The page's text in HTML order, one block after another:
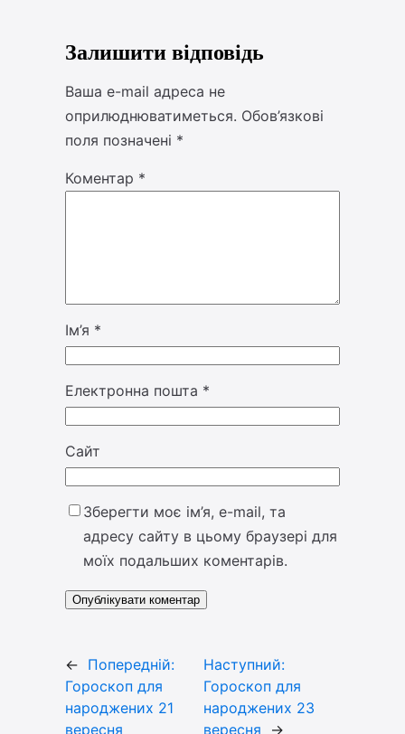
Залишити відповідь
Ваша e-mail адреса не
оприлюднюватиметься. Обов’язкові
поля позначені *
Коментар *
Ім’я *
Електронна пошта *
Сайт
Зберегти моє ім’я, e-mail, та
адресу сайту в цьому браузері для
моїх подальших коментарів.
← Попередній:
Гороскоп для
народжених 21
вересня
Наступний:
Гороскоп для
народжених 23
вересня
→